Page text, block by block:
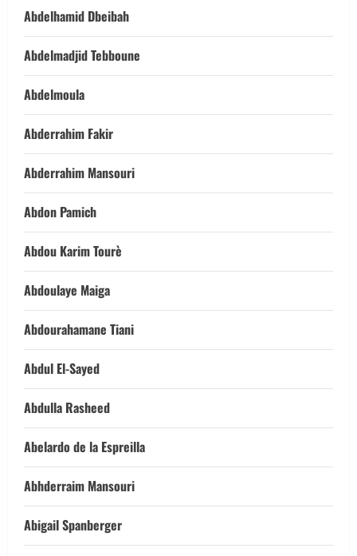
Abdelhamid Dbeibah
Abdelmadjid Tebboune
Abdelmoula
Abderrahim Fakir
Abderrahim Mansouri
Abdon Pamich
Abdou Karim Tourè
Abdoulaye Maiga
Abdourahamane Tiani
Abdul El-Sayed
Abdulla Rasheed
Abelardo de la Espreilla
Abhderraim Mansouri
Abigail Spanberger